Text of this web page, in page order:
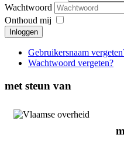
Wachtwoord
Onthoud mij
Inloggen
Gebruikersnaam
Wachtwoord vergeten?
met steun van